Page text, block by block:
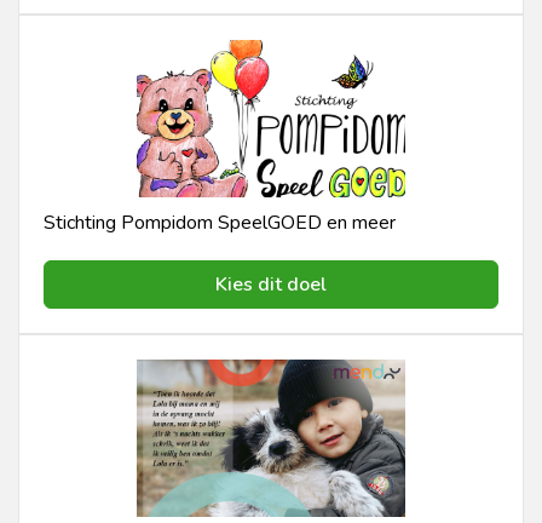
Stichting Pompidom SpeelGOED en meer
Kies dit doel